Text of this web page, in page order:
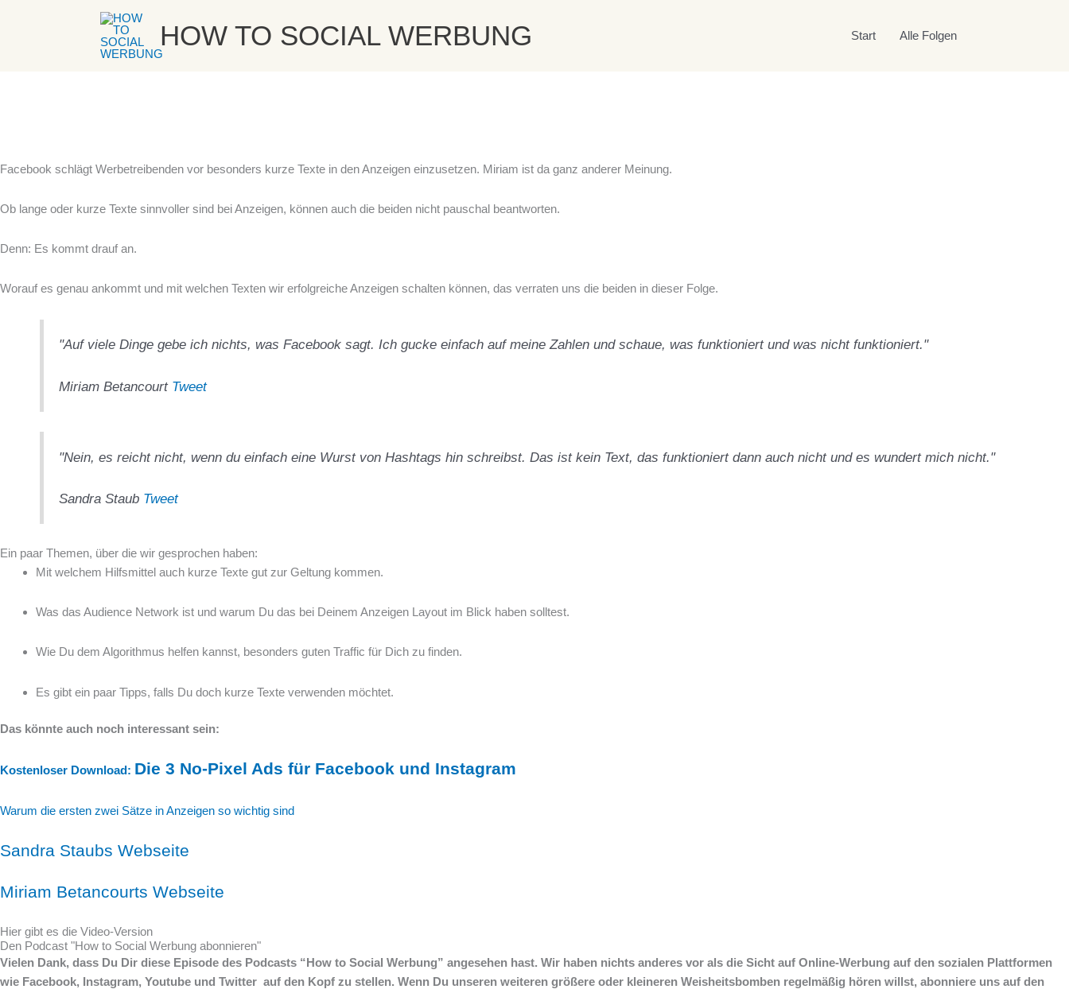
HOW TO SOCIAL WERBUNG Start Alle Folgen
Facebook schlägt Werbetreibenden vor besonders kurze Texte in den Anzeigen einzusetzen. Miriam ist da ganz anderer Meinung.
Ob lange oder kurze Texte sinnvoller sind bei Anzeigen, können auch die beiden nicht pauschal beantworten.
Denn: Es kommt drauf an.
Worauf es genau ankommt und mit welchen Texten wir erfolgreiche Anzeigen schalten können, das verraten uns die beiden in dieser Folge.
"Auf viele Dinge gebe ich nichts, was Facebook sagt. Ich gucke einfach auf meine Zahlen und schaue, was funktioniert und was nicht funktioniert."
Miriam Betancourt Tweet
"Nein, es reicht nicht, wenn du einfach eine Wurst von Hashtags hin schreibst. Das ist kein Text, das funktioniert dann auch nicht und es wundert mich nicht."
Sandra Staub Tweet
Ein paar Themen, über die wir gesprochen haben:
Mit welchem Hilfsmittel auch kurze Texte gut zur Geltung kommen.
Was das Audience Network ist und warum Du das bei Deinem Anzeigen Layout im Blick haben solltest.
Wie Du dem Algorithmus helfen kannst, besonders guten Traffic für Dich zu finden.
Es gibt ein paar Tipps, falls Du doch kurze Texte verwenden möchtet.
Das könnte auch noch interessant sein:
Kostenloser Download: Die 3 No-Pixel Ads für Facebook und Instagram
Warum die ersten zwei Sätze in Anzeigen so wichtig sind
Sandra Staubs Webseite
Miriam Betancourts Webseite
Hier gibt es die Video-Version
Den Podcast "How to Social Werbung abonnieren"
Vielen Dank, dass Du Dir diese Episode des Podcasts “How to Social Werbung” angesehen hast. Wir haben nichts anderes vor als die Sicht auf Online-Werbung auf den sozialen Plattformen
wie Facebook, Instagram, Youtube und Twitter auf den Kopf zu stellen. Wenn Du unseren weiteren größere oder kleineren Weisheitsbomben regelmäßig hören willst, abonniere uns auf den